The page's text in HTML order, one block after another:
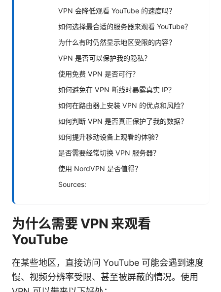
VPN 会降低观看 YouTube 的速度吗？
如何选择最合适的服务器来观看 YouTube？
为什么有时仍然显示地区受限的内容？
VPN 是否可以保护我的隐私？
使用免费 VPN 是否可行？
如何避免在 VPN 断线时暴露真实 IP？
如何在路由器上安装 VPN 的优点和风险？
如何判断 VPN 是否真正保护了我的数据？
如何提升移动设备上观看的体验？
是否需要经常切换 VPN 服务器？
使用 NordVPN 是否值得？
Sources:
为什么需要 VPN 来观看
YouTube
在某些地区，直接访问 YouTube 可能会遇到速度
慢、视频分辨率受限、甚至被屏蔽的情况。使用